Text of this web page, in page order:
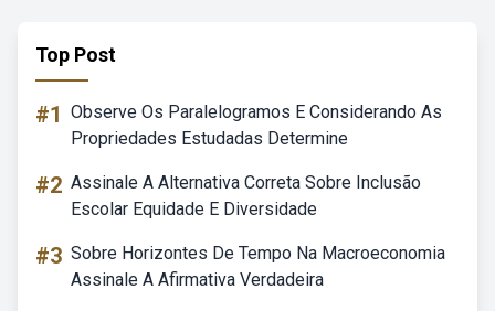
Top Post
#1 Observe Os Paralelogramos E Considerando As
Propriedades Estudadas Determine
#2 Assinale A Alternativa Correta Sobre Inclusão
Escolar Equidade E Diversidade
#3 Sobre Horizontes De Tempo Na Macroeconomia
Assinale A Afirmativa Verdadeira